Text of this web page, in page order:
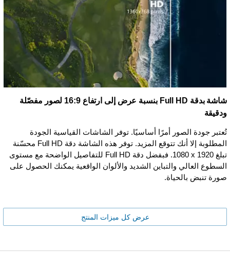
شاشة بدقة Full HD بنسبة عرض إلى ارتفاع 16:9 لصور مفصّلة
ودقيقة
تُعتبر جودة الصور أمرًا أساسيًا. توفر الشاشات القياسية الجودة
المطلوبة إلا أنك تتوقع المزيد. توفر هذه الشاشة دقة Full HD محسّنة
تبلغ ‏1920 x ‏1080. فبفضل دقة Full HD للتفاصيل الواضحة مع مستوى
السطوع العالي والتباين الشديد والألوان الواقعية يمكنك الحصول على
صورة تنبض بالحياة.
عرض كل ميزات المنتج